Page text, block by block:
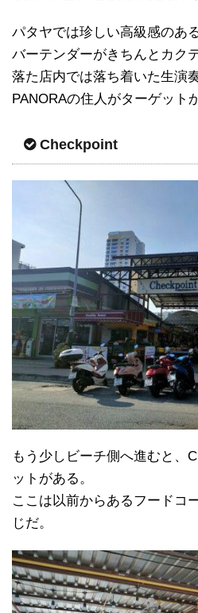
パタヤでは珍しい高級感のあ
バーテンダーがきちんとカク
落た店内では落ち着いた生演
PANORAの住人がターゲット
Checkpoint
もう少しビーチ側へ進むと、
ットがある。
ここは以前からあるフードコ
じだ。